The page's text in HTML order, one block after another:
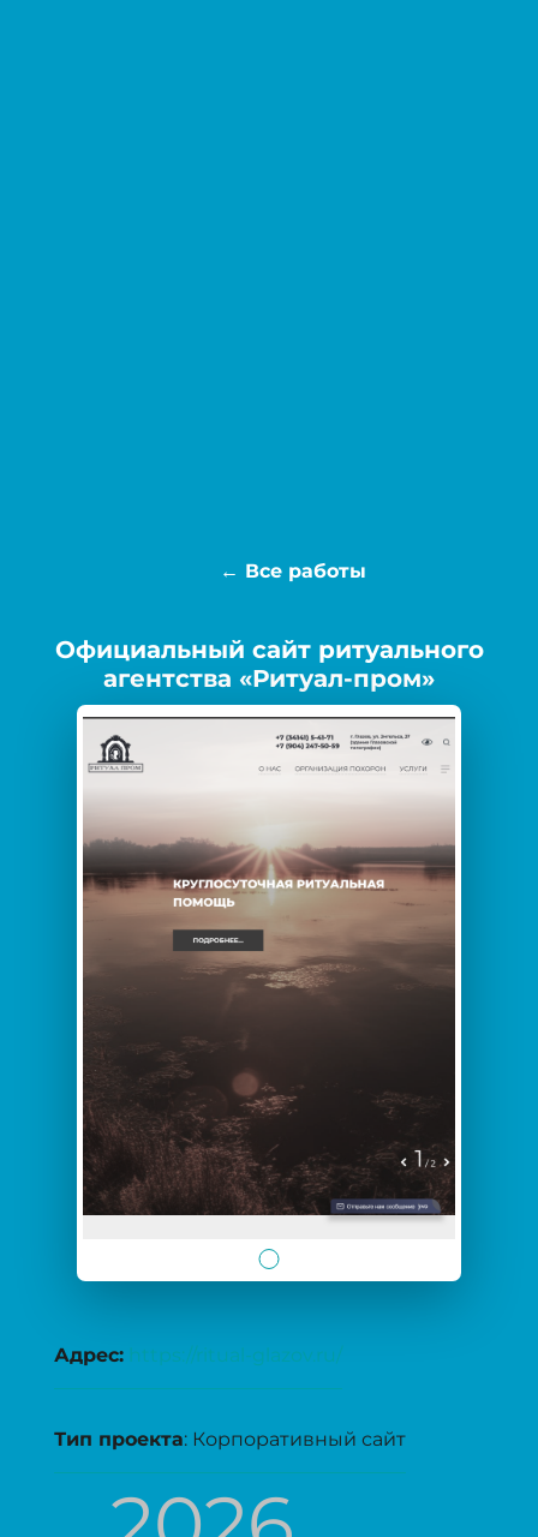
← Все работы
Официальный сайт ритуального
агентства «Ритуал-пром»
Адрес: https://ritual-glazov.ru/
Тип проекта: Корпоративный сайт